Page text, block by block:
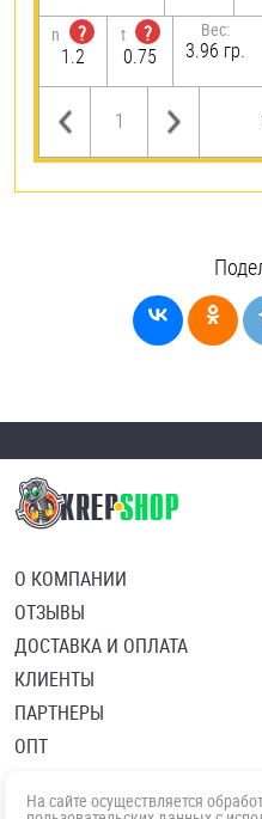
n
?
1.2
t
?
0.75
Вес:
3.96 гр.
О КОМПАНИИ
ОТЗЫВЫ
ДОСТАВКА И ОПЛАТА
КЛИЕНТЫ
ПАРТНЕРЫ
ОПТ
Политика в отношении обработки
Согласие посетителя сайта на
На сайте осуществляется